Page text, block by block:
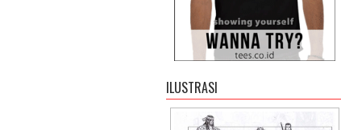
ILUSTRASI